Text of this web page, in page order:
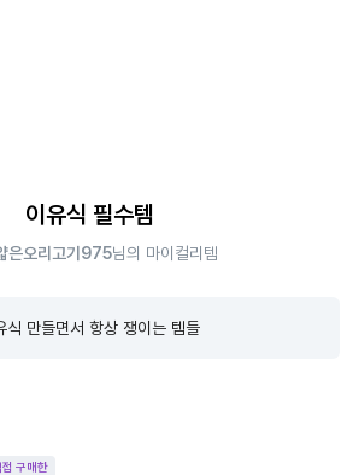
이유식 필수템
은오리고기975님의 마이컬리템
식 만들면서 항상 쟁이는 템들
접 구매한